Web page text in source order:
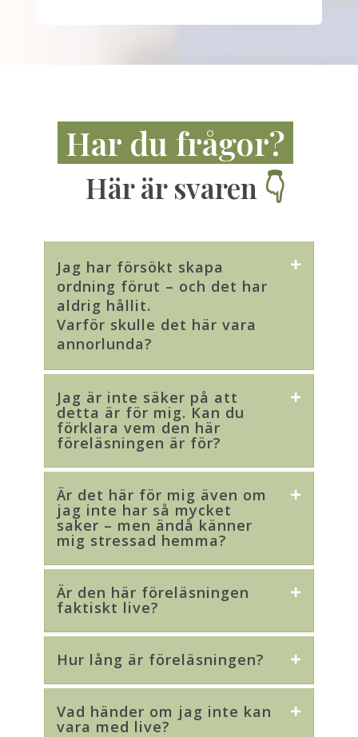
Har du frågor?
Här är svaren 👇
Jag har försökt skapa
ordning förut – och det har
aldrig hållit.
Varför skulle det här vara
annorlunda?
Jag är inte säker på att
detta är för mig. Kan du
förklara vem den här
föreläsningen är för?
Är det här för mig även om
jag inte har så mycket
saker – men ändå känner
mig stressad hemma?
Är den här föreläsningen
faktiskt live?
Hur lång är föreläsningen?
Vad händer om jag inte kan
vara med live?